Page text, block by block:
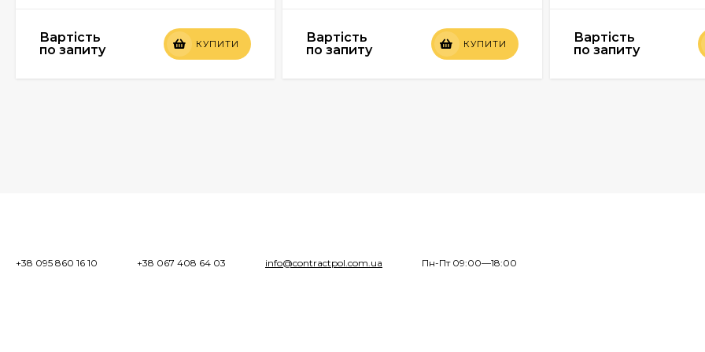
Вартість
по запиту
КУПИТИ
Вартість
по запиту
КУПИТИ
Вартість
по запиту
+38 095 860 16 10 +38 067 408 64 03 info@contractpol.com.ua Пн-Пт 09:00—18:00